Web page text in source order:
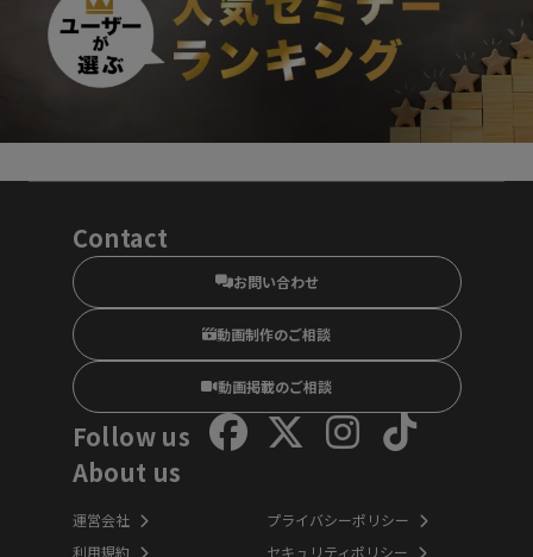
Contact
お問い合わせ
動画制作のご相談
動画掲載のご相談
Follow us
About us
運営会社
利用規約
プライバシーポリシー
セキュリティポリシー